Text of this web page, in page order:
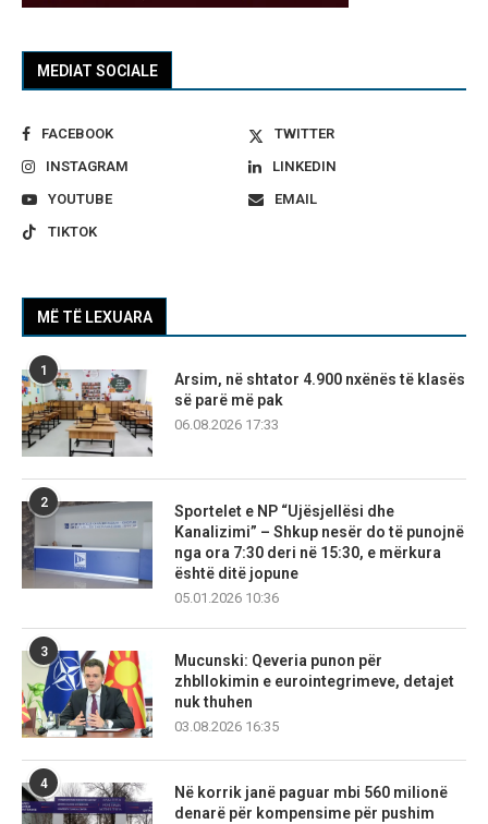
MEDIAT SOCIALE
FACEBOOK
TWITTER
INSTAGRAM
LINKEDIN
YOUTUBE
EMAIL
TIKTOK
MË TË LEXUARA
1
Arsim, në shtator 4.900 nxënës të klasës
së parë më pak
06.08.2026 17:33
2
Sportelet e NP “Ujësjellësi dhe
Kanalizimi” – Shkup nesër do të punojnë
nga ora 7:30 deri në 15:30, e mërkura
është ditë jopune
05.01.2026 10:36
3
Mucunski: Qeveria punon për
zhbllokimin e eurointegrimeve, detajet
nuk thuhen
03.08.2026 16:35
4
Në korrik janë paguar mbi 560 milionë
denarë për kompensime për pushim